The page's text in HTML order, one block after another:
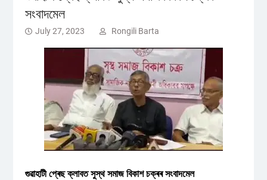
সংবাদমেল
July 27, 2023 Rongili Barta
গুৱাহাটী প্ৰেছ ক্লাবত সুস্থ সমাজ বিকাশ চক্ৰৰ সংবাদমেল